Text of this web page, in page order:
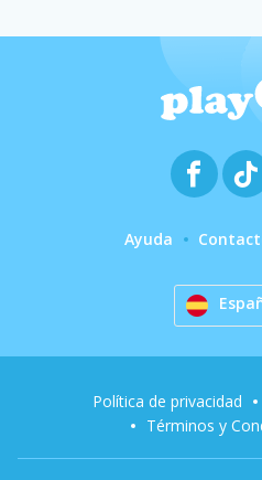
Ayuda
Política de privacidad
Términos y